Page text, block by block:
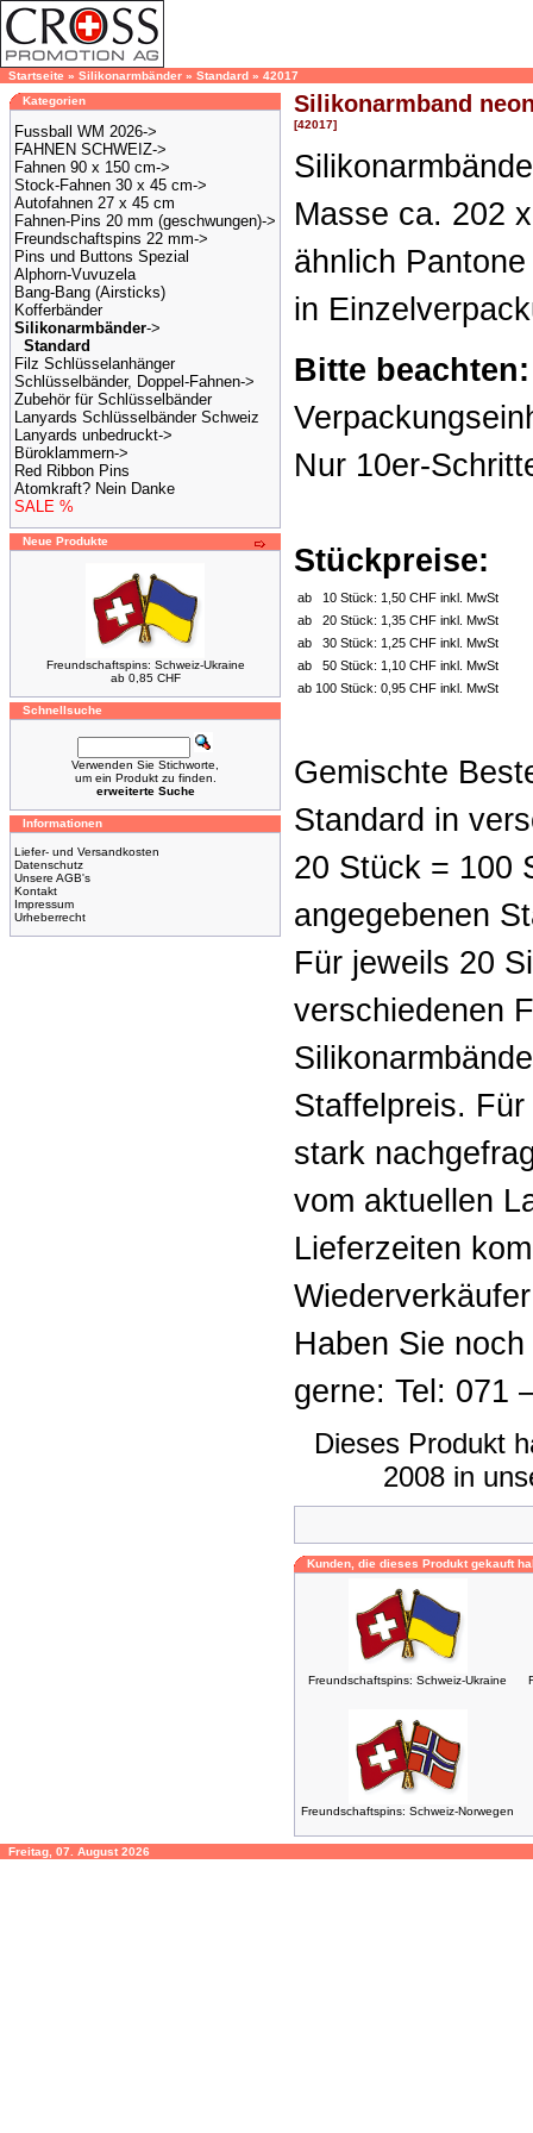
Startseite » Silikonarmbänder » Standard » 42017
Kategorien
Fussball WM 2026->
FAHNEN SCHWEIZ->
Fahnen 90 x 150 cm->
Stock-Fahnen 30 x 45 cm->
Autofahnen 27 x 45 cm
Fahnen-Pins 20 mm (geschwungen)->
Freundschaftspins 22 mm->
Pins und Buttons Spezial
Alphorn-Vuvuzela
Bang-Bang (Airsticks)
Kofferbänder
Silikonarmbänder->
Standard
Filz Schlüsselanhänger
Schlüsselbänder, Doppel-Fahnen->
Zubehör für Schlüsselbänder
Lanyards Schlüsselbänder Schweiz
Lanyards unbedruckt->
Büroklammern->
Red Ribbon Pins
Atomkraft? Nein Danke
SALE %
Neue Produkte
Freundschaftspins: Schweiz-Ukraine
ab 0,85 CHF
Schnellsuche
Verwenden Sie Stichworte,
um ein Produkt zu finden.
erweiterte Suche
Informationen
Liefer- und Versandkosten
Datenschutz
Unsere AGB's
Kontakt
Impressum
Urheberrecht
Silikonarmband
[42017]
Masse ca. 202
ähnlich
in
Bitte beachten:
Nur 10er-
Stückpreise:
ab 10 Stück: 1,50 CHF inkl. MwSt
ab
20 Stück: 1,35 CHF inkl. MwSt
ab
30 Stück: 1,25 CHF inkl. MwSt
ab
50 Stück: 1,10 CHF inkl. MwSt
ab 100 Stück: 0,95 CHF inkl. MwSt
Gemischte
Standard in
20 Stück = 100
angegebenen
Für jeweils 20
verschiedenen
Staffelpreis.
stark
vom aktuellen
Lieferzeiten
Haben Sie
gerne: Tel: 071
Dieses Produkt
2008 in
Kunden, die dieses Produkt gekauft
Freundschaftspins: Schweiz-Ukraine
Freundschaftspins: Schweiz-Norwegen
Freitag, 07. August 2026